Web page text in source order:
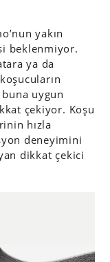
yakın
beklenmiyor.
ya da
buna uygun
çekiyor. Koşu
hızla
deneyimini
dikkat çekici